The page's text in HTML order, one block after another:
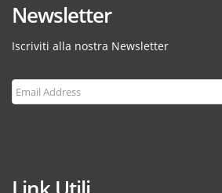
Newsletter
Iscriviti alla nostra Newsletter